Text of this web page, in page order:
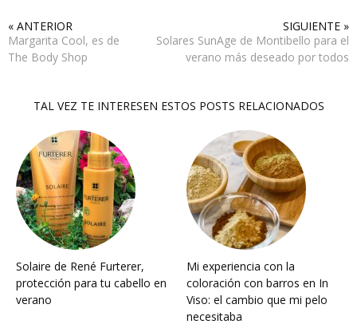
« ANTERIOR
Margarita Cool, es de
The Body Shop
SIGUIENTE »
Solares SunAge de Montibello para el
verano más deseado por todos
TAL VEZ TE INTERESEN ESTOS POSTS RELACIONADOS
Solaire de René Furterer,
protección para tu cabello en
verano
Mi experiencia con la
coloración con barros en In
Viso: el cambio que mi pelo
necesitaba